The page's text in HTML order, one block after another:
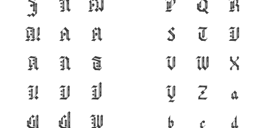
ณ
ด
ต
ถ
ท
ธ
น
บ
ป
ผ
ฝ
พ
S
T
U
V
W
X
Y
Z
a
b
c
d